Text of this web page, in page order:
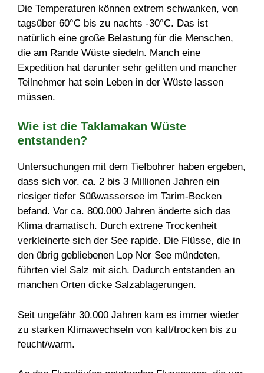
Die Temperaturen können extrem schwanken, von
tagsüber 60°C bis zu nachts -30°C. Das ist
natürlich eine große Belastung für die Menschen,
die am Rande Wüste siedeln. Manch eine
Expedition hat darunter sehr gelitten und mancher
Teilnehmer hat sein Leben in der Wüste lassen
müssen.
Wie ist die Taklamakan Wüste
entstanden?
Untersuchungen mit dem Tiefbohrer haben ergeben,
dass sich vor. ca. 2 bis 3 Millionen Jahren ein
riesiger tiefer Süßwassersee im Tarim-Becken
befand. Vor ca. 800.000 Jahren änderte sich das
Klima dramatisch. Durch extrene Trockenheit
verkleinerte sich der See rapide. Die Flüsse, die in
den übrig gebliebenen Lop Nor See mündeten,
führten viel Salz mit sich. Dadurch entstanden an
manchen Orten dicke Salzablagerungen.
Seit ungefähr 30.000 Jahren kam es immer wieder
zu starken Klimawechseln von kalt/trocken bis zu
feucht/warm.